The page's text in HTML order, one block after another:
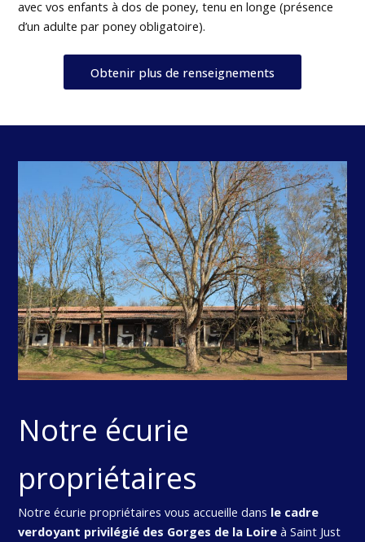
avec vos enfants à dos de poney, tenu en longe (présence
d’un adulte par poney obligatoire).
Obtenir plus de renseignements
Notre écurie
propriétaires
Notre écurie propriétaires vous accueille dans le cadre
verdoyant privilégié des Gorges de la Loireà Saint Just